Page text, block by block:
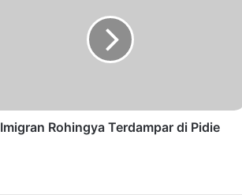
Dua Warga Aceh Ditembak Aparat
Imigran Rohingya Terdampar di Pidie